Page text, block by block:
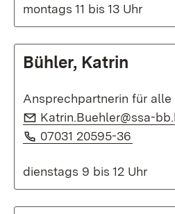
montags 11 bis 13 Uhr
Bühler, Katrin
Ansprechpartnerin für alle
E-Mail:
Katrin.Buehler@ssa-
Telefon:
07031 20595-36
dienstags 9 bis 12 Uhr